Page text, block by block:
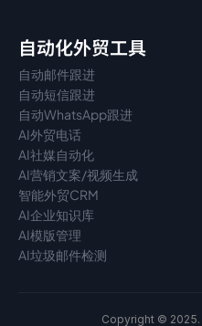
自动化外贸工具
自动邮件跟进
自动短信跟进
自动WhatsApp跟进
AI外贸电话
AI社媒自动化
AI营销文案/视频生成
智能外贸CRM
AI企业知识库
AI模版管理
AI垃圾邮件检测
Copyright © 2025.